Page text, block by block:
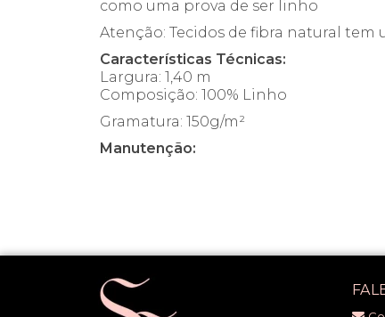
como uma prova de ser linho
Atenção: Tecidos de fibra natural tem
Características Técnicas:
Largura: 1,40 m
Composição: 100% Linho
Gramatura: 150g/m²
Manutenção: